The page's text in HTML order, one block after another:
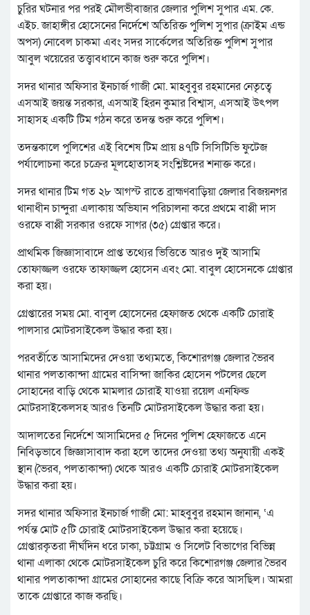
চুরির ঘটনার পর পরই মৌলভীবাজার জেলার পুলিশ সুপার এম. কে.
এইচ. জাহাঙ্গীর হোসেনের নির্দেশে অতিরিক্ত পুলিশ সুপার (ক্রাইম এন্ড
অপস) নোবেল চাকমা এবং সদর সার্কেলের অতিরিক্ত পুলিশ সুপার
আবুল খয়েরের তত্ত্বাবধানে কাজ শুরু করে পুলিশ।
সদর থানার অফিসার ইনচার্জ গাজী মো. মাহবুবুর রহমানের নেতৃত্বে
এসআই জয়ন্ত সরকার, এসআই হিরন কুমার বিশ্বাস, এসআই উৎপল
সাহাসহ একটি টিম গঠন করে তদন্ত শুরু করে পুলিশ।
তদন্তকালে পুলিশের এই বিশেষ টিম প্রায় ৪৭টি সিসিটিভি ফুটেজ
পর্যালোচনা করে চক্রের মূলহোতাসহ সংশ্লিষ্টদের শনাক্ত করে।
সদর থানার টিম গত ২৮ আগস্ট রাতে ব্রাহ্মণবাড়িয়া জেলার বিজয়নগর
থানাধীন চান্দুরা এলাকায় অভিযান পরিচালনা করে প্রথমে বাপ্পী দাস
ওরফে বাপ্পী সরকার ওরফে সাগর (৩৫) গ্রেপ্তার করে।
প্রাথমিক জিজ্ঞাসাবাদে প্রাপ্ত তথ্যের ভিত্তিতে আরও দুই আসামি
তোফাজ্জল ওরফে তাফাজ্জল হোসেন এবং মো. বাবুল হোসেনকে গ্রেপ্তার
করা হয়।
গ্রেপ্তারের সময় মো. বাবুল হোসেনের হেফাজত থেকে একটি চোরাই
পালসার মোটরসাইকেল উদ্ধার করা হয়।
পরবর্তীতে আসামিদের দেওয়া তথ্যমতে, কিশোরগঞ্জ জেলার ভৈরব
থানার পলতাকান্দা গ্রামের বাসিন্দা জাকির হোসেন পটলের ছেলে
সোহানের বাড়ি থেকে মামলার চোরাই যাওয়া রয়েল এনফিল্ড
মোটরসাইকেলসহ আরও তিনটি মোটরসাইকেল উদ্ধার করা হয়।
আদালতের নির্দেশে আসামিদের ৫ দিনের পুলিশ হেফাজতে এনে
নিবিড়ভাবে জিজ্ঞাসাবাদ করা হলে তাদের দেওয়া তথ্য অনুযায়ী একই
স্থান (ভৈরব, পলতাকান্দা) থেকে আরও একটি চোরাই মোটরসাইকেল
উদ্ধার করা হয়।
সদর থানার অফিসার ইনচার্জ গাজী মো: মাহবুবুর রহমান জানান, ‘এ
পর্যন্ত মোট ৫টি চোরাই মোটরসাইকেল উদ্ধার করা হয়েছে।
গ্রেপ্তারকৃতরা দীর্ঘদিন ধরে ঢাকা, চট্টগ্রাম ও সিলেট বিভাগের বিভিন্ন
থানা এলাকা থেকে মোটরসাইকেল চুরি করে কিশোরগঞ্জ জেলার ভৈরব
থানার পলতাকান্দা গ্রামের সোহানের কাছে বিক্রি করে আসছিল। আমরা
তাকে গ্রেপ্তারে কাজ করছি।